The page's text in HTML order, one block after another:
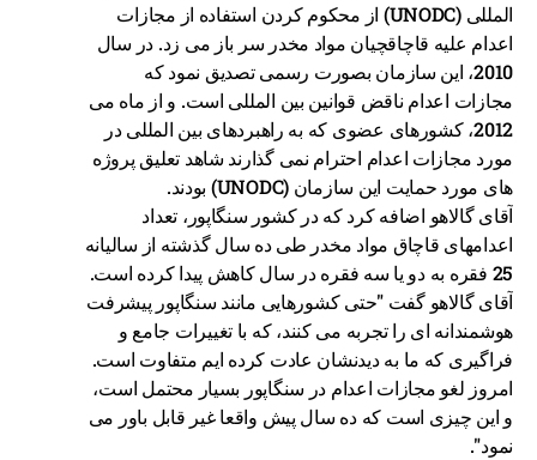
المللی (UNODC) از محکوم کردن استفاده از مجازات
اعدام علیه قاچاقچیان مواد مخدر سر باز می زد. در سال
2010، این سازمان بصورت رسمی تصدیق نمود که
مجازات اعدام ناقض قوانین بین المللی است. و از ماه می
2012، کشورهای عضوی که به راهبردهای بین المللی در
مورد مجازات اعدام احترام نمی گذارند شاهد تعلیق پروژه
های مورد حمایت این سازمان (UNODC) بودند.
آقای گالاهو اضافه کرد که در کشور سنگاپور، تعداد
اعدامهای قاچاق مواد مخدر طی ده سال گذشته از سالیانه
25 فقره به دو یا سه فقره در سال کاهش پیدا کرده است.
آقای گالاهو گفت "حتی کشورهایی مانند سنگاپور پیشرفت
هوشمندانه ای را تجربه می کنند، که با تغییرات جامع و
فراگیری که ما به دیدنشان عادت کرده ایم متفاوت است.
امروز لغو مجازات اعدام در سنگاپور بسیار محتمل است،
و این چیزی است که ده سال پیش واقعا غیر قابل باور می
نمود".